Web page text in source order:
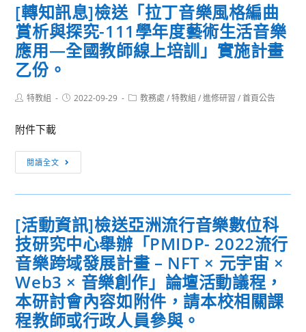
檢
定」
簡
章
報
訊
息
檢
附
教
育
普
學
課
藝
術
生
活
學
科
中
[轉知訊息]檢送「拉丁音樂風格編曲
賞析與探究-111學年度藝術生活音樂
應用—全國教師線上培訓」實施計畫
乙份。
Post特教組
Post2022-09-29
Post教務處 / 特教組 / 進修研習 / 首頁公告
附件下載
閱讀全文
知
訊
檢
送
「拉
丁
音
樂
風
[活動資訊]檢送亞洲流行音樂數位科
技研究中心舉辦「PMIDP- 2022流行
音樂跨域發展計畫 – NFT × 元宇宙 ×
Web3 × 音樂創作」論壇活動議程，
本研討會內容如附件，請本校相關課
程教師或行政人員參與。